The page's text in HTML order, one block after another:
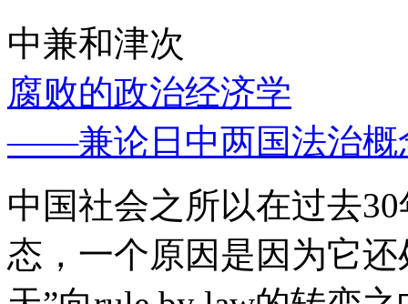
中兼和津次
腐败的政治经济学
——兼论日中两国法治概
中国社会之所以在过去
态，一个原因是因为它